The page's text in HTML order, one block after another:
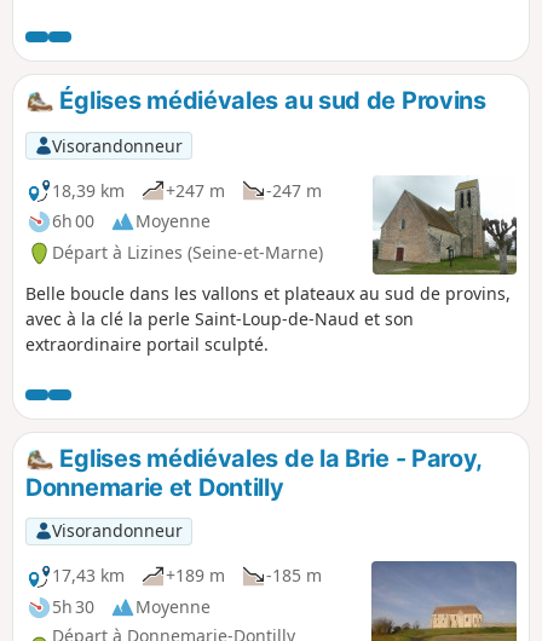
Églises médiévales au sud de Provins
Visorandonneur
18,39 km
+247 m
-247 m
6h 00
Moyenne
Départ à Lizines (Seine-et-Marne)
Belle boucle dans les vallons et plateaux au sud de provins,
avec à la clé la perle Saint-Loup-de-Naud et son
extraordinaire portail sculpté.
Eglises médiévales de la Brie - Paroy,
Donnemarie et Dontilly
Visorandonneur
17,43 km
+189 m
-185 m
5h 30
Moyenne
Départ à Donnemarie-Dontilly